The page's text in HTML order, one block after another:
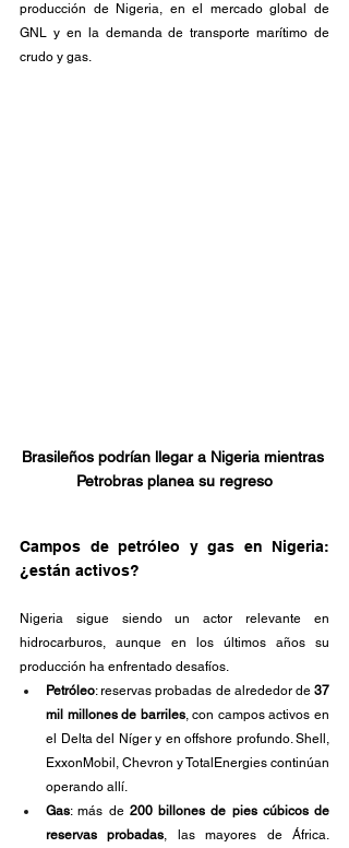
producción de Nigeria, en el mercado global de
GNL y en la demanda de transporte marítimo de
crudo y gas.
Brasileños podrían llegar a Nigeria mientras
Petrobras planea su regreso
Campos de petróleo y gas en Nigeria:
¿están activos?
Nigeria sigue siendo un actor relevante en
hidrocarburos, aunque en los últimos años su
producción ha enfrentado desafíos.
Petróleo: reservas probadas de alrededor de 37
mil millones de barriles, con campos activos en
el Delta del Níger y en offshore profundo. Shell,
ExxonMobil, Chevron y TotalEnergies continúan
operando allí.
Gas: más de 200 billones de pies cúbicos de
reservas probadas, las mayores de África.